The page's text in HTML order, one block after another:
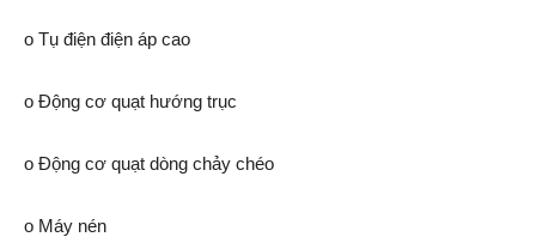
o Tụ điện điện áp cao
o Động cơ quạt hướng trục
o Động cơ quạt dòng chảy chéo
o Máy nén